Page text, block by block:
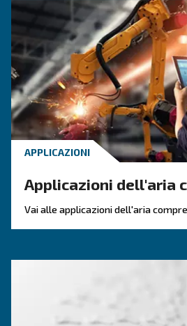
Tubazioni
la guida
Guida completa alle
materiali,
per ridurre la caduta di
dell'energia e migliorare